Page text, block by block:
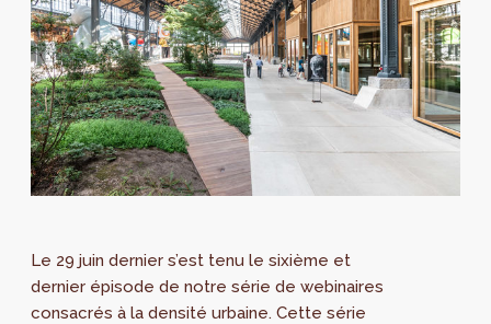
Le 29 juin dernier s’est tenu le sixième et
dernier épisode de notre série de webinaires
consacrés à la densité urbaine. Cette série